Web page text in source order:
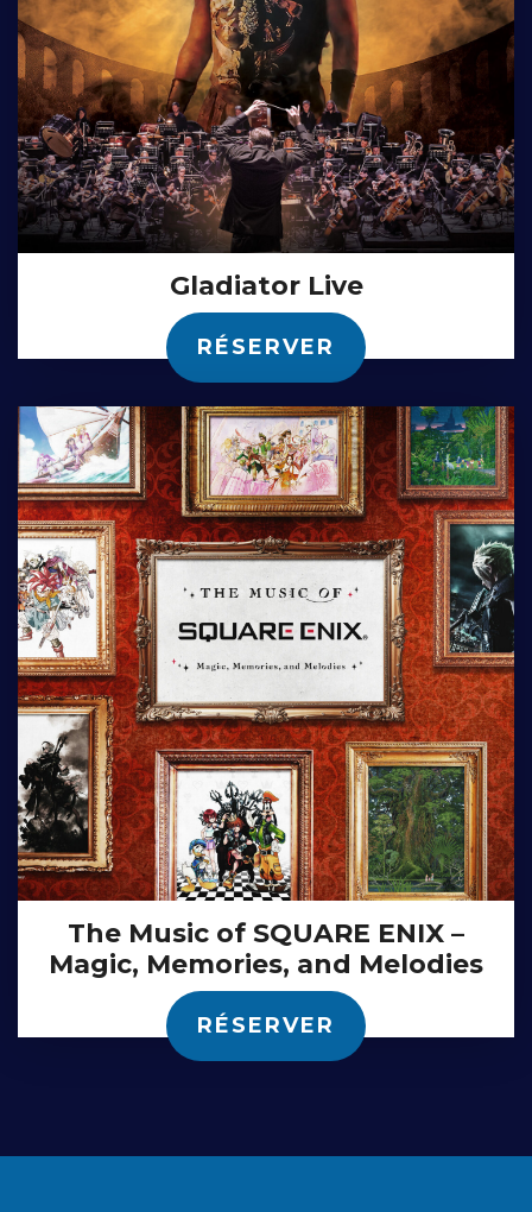
Gladiator Live
RÉSERVER
The Music of SQUARE ENIX –
Magic, Memories, and Melodies
RÉSERVER